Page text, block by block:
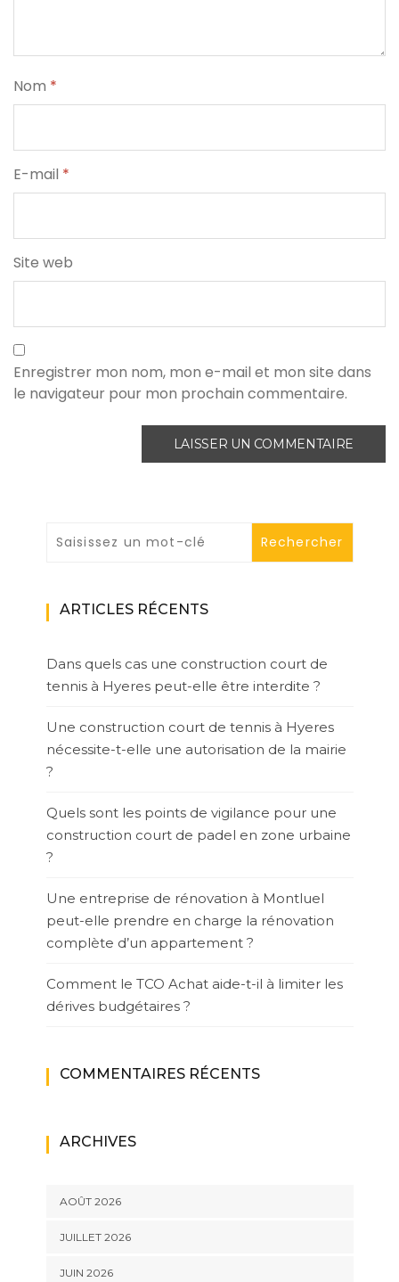
Nom *
E-mail *
Site web
Enregistrer mon nom, mon e-mail et mon site dans
le navigateur pour mon prochain commentaire.
ARTICLES RÉCENTS
Dans quels cas une construction court de
tennis à Hyeres peut-elle être interdite ?
Une construction court de tennis à Hyeres
nécessite-t-elle une autorisation de la mairie
?
Quels sont les points de vigilance pour une
construction court de padel en zone urbaine
?
Une entreprise de rénovation à Montluel
peut-elle prendre en charge la rénovation
complète d’un appartement ?
Comment le TCO Achat aide-t-il à limiter les
dérives budgétaires ?
COMMENTAIRES RÉCENTS
ARCHIVES
AOÛT 2026
JUILLET 2026
JUIN 2026